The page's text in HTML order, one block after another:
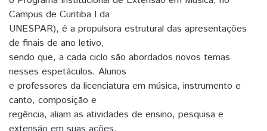
Campus de Curitiba I da
UNESPAR), é a propulsora estrutural das apresentações
de finais de ano letivo,
sendo que, a cada ciclo são abordados novos temas
nesses espetáculos. Alunos
e professores da licenciatura em música, instrumento e
canto, composição e
regência, aliam as atividades de ensino, pesquisa e